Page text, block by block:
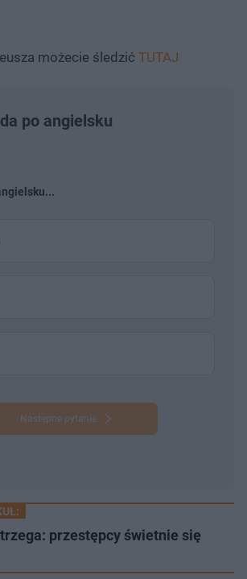
możecie śledzić TUTAJ
po angielsku
Następne pytanie
przestępcy świetnie się